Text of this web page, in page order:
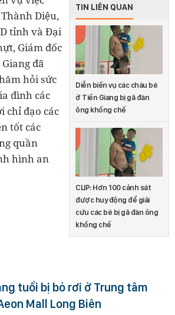
TIN LIÊN QUAN
Diễn biến vụ các cháu bé
ở Tiền Giang bị gã đàn
ông khống chế
CLIP: Hơn 100 cảnh sát
được huy động để giải
cứu các bé bị gã đàn ông
khống chế
Diệu,
tỉnh và Đại
Giám đốc
đã
hỏi sức
đình các
chỉ đạo các
tốt các
quần
hình an
tuổi bị bỏ rơi ở Trung tâm
Mall Long Biên